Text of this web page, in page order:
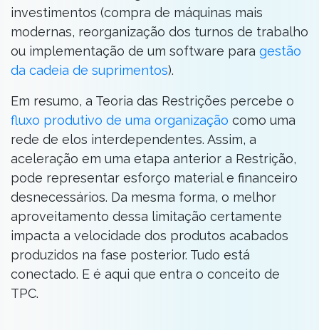
investimentos (compra de máquinas mais
modernas, reorganização dos turnos de trabalho
ou implementação de um software para gestão
da cadeia de suprimentos).
Em resumo, a Teoria das Restrições percebe o
fluxo produtivo de uma organização como uma
rede de elos interdependentes. Assim, a
aceleração em uma etapa anterior a Restrição,
pode representar esforço material e financeiro
desnecessários. Da mesma forma, o melhor
aproveitamento dessa limitação certamente
impacta a velocidade dos produtos acabados
produzidos na fase posterior. Tudo está
conectado. E é aqui que entra o conceito de
TPC.